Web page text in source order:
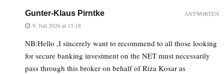
Gunter-Klaus Pirntke
9. Juli 2026 at 15:18
NB:Hello ,I sincerely want to recommend to all those looking
for secure banking investment on the NET must necessarily
pass through this broker on behalf of Riza Kosar as
ANTWORTEN